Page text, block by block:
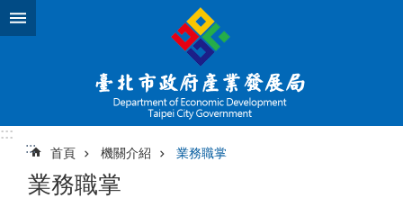
跳到主要內容區塊
:::
:::
首頁 機關介紹 業務職掌
業務職掌